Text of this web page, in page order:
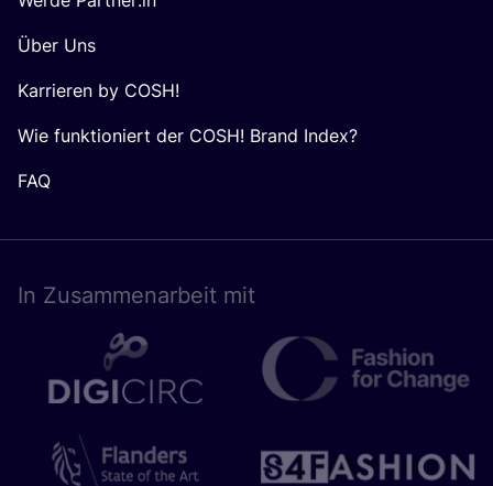
Über Uns
Karrieren by COSH!
Wie funktioniert der COSH! Brand Index?
FAQ
In Zusam­men­ar­beit mit